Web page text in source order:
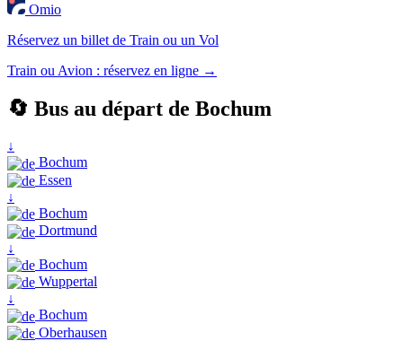
Omio
Réservez un billet de Train ou un Vol
Train ou Avion : réservez en ligne →
🔄 Bus au départ de Bochum
↓
Bochum
Essen
↓
Bochum
Dortmund
↓
Bochum
Wuppertal
↓
Bochum
Oberhausen